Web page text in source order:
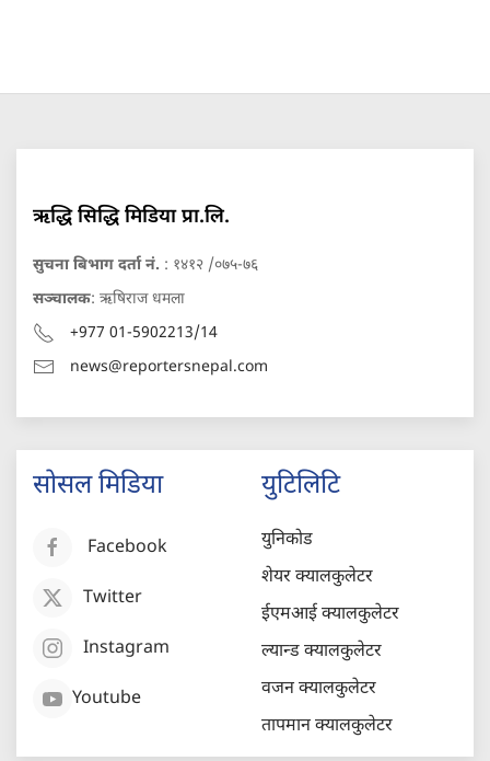
ऋद्धि सिद्धि मिडिया प्रा.लि.
सुचना बिभाग दर्ता नं. : १४१२ /०७५-७६
सञ्चालक: ऋषिराज धमला
+977 01-5902213/14
news@reportersnepal.com
सोसल मिडिया
Facebook
Twitter
Instagram
Youtube
युटिलिटि
युनिकोड
शेयर क्यालकुलेटर
ईएमआई क्यालकुलेटर
ल्यान्ड क्यालकुलेटर
वजन क्यालकुलेटर
तापमान क्यालकुलेटर